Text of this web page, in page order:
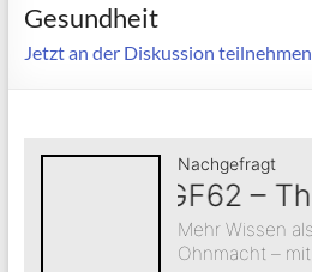
Gesundheit
Jetzt an der Diskussion teilnehmen